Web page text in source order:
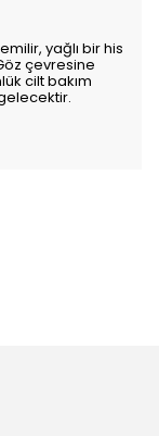
yağlı bir his
çevresine
cilt bakım